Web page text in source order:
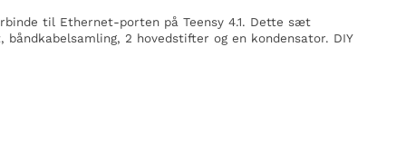
til Ethernet-porten på Teensy 4.1. Dette sæt
2 hovedstifter og en kondensator. DIY